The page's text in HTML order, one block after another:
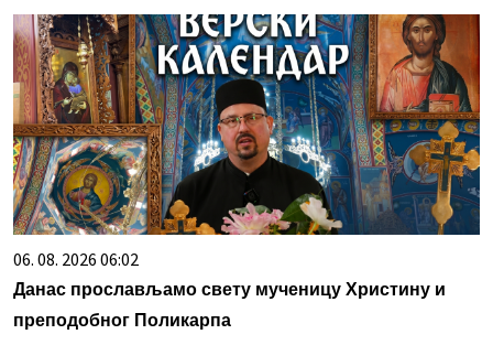
06. 08. 2026 06:02
Данас прослављамо свету мученицу Христину и
преподобног Поликарпа